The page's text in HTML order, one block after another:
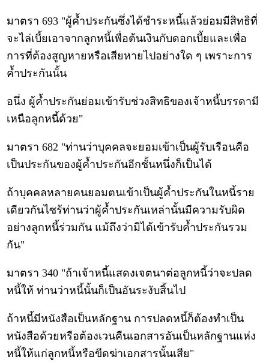
มาตรา 693 "ผู้ค้ำประกันซึ่งได้ชำระหนี้แล้วย่อมมีสิทธิที่
จะไล่เบี้ยเอาจากลูกหนี้เพื่อต้นเงินกับดอกเบี้ยและเพื่อ
การที่ต้องสูญหายหรือเสียหายไปอย่างใด ๆ เพราะการ
ค้ำประกันนั้น
อนึ่ง ผู้ค้ำประกันย่อมเข้ารับช่วงสิทธิของเจ้าหนี้บรรดามี
เหนือลูกหนี้ด้วย"
มาตรา 682 "ท่านว่าบุคคลจะยอมเข้าเป็นผู้รับเรือนคือ
เป็นประกันของผู้ค้ำประกันอีกชั้นหนึ่งก็เป็นได้
ถ้าบุคคลหลายคนยอมตนเข้าเป็นผู้ค้ำประกันในหนี้ราย
เดียวกันไซร้ท่านว่าผู้ค้ำประกันเหล่านั้นมีความรับผิด
อย่างลูกหนี้ร่วมกัน แม้ถึงว่ามิได้เข้ารับค้ำประกันรวม
กัน"
มาตรา 340 "ถ้าเจ้าหนี้แสดงเจตนาต่อลูกหนี้ว่าจะปลด
หนี้ให้ ท่านว่าหนี้นั้นก็เป็นอันระงับสิ้นไป
ถ้าหนี้มีหนังสือเป็นหลักฐาน การปลดหนี้ก็ต้องทำเป็น
หนังสือด้วยหรือต้องเวนคืนเอกสารอันเป็นหลักฐานแห่ง
หนี้ให้แก่ลูกหนี้หรือขีดฆ่าเอกสารนั้นเสีย"